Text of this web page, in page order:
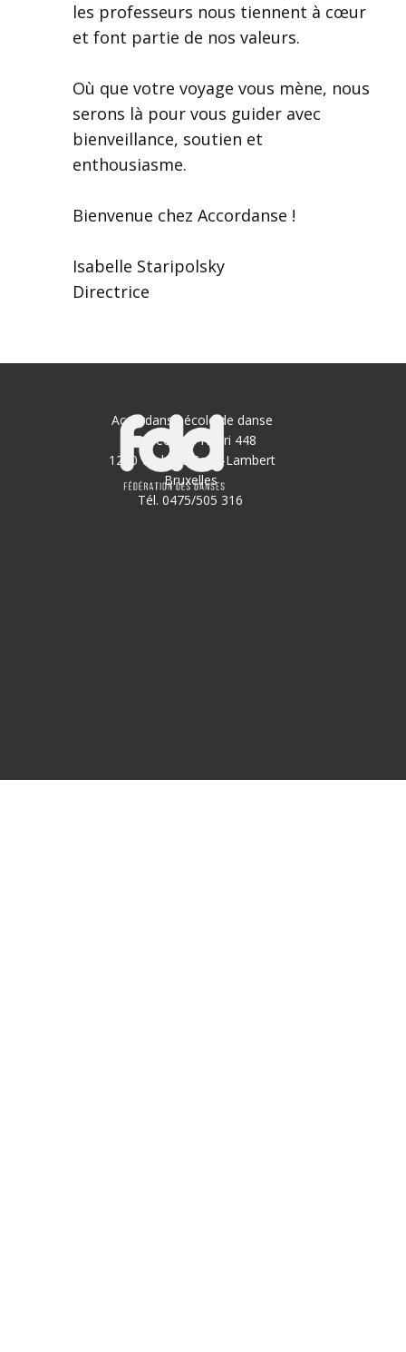
les professeurs nous tiennent à cœur
et font partie de nos valeurs.
Où que votre voyage vous mène, nous
serons là pour vous guider avec
bienveillance, soutien et
enthousiasme.
Bienvenue chez Accordanse !
Isabelle Staripolsky
Directrice
Accordanse école de danse
Av Georges Henri 448
1200 Woluwé Saint-Lambert
Bruxelles
Tél. 0475/505 316